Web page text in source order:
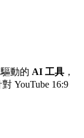
動的 AI 工具 ，
YouTube 16:9